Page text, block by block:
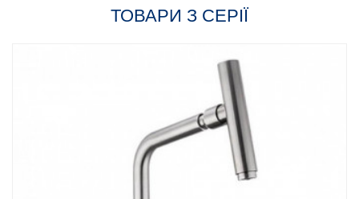
ТОВАРИ З СЕРІЇ